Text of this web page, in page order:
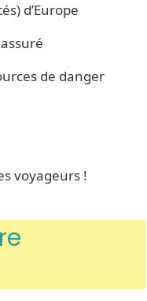
d’Europe
de danger
voyageurs !